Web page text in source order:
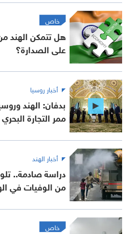
خاص
هل تتمكن الهند
على الصدارة؟
أخبار روسيا
بدفان: الهند
ممر التجارة البحري
أخبار الهند
من الوفيات في
خاص